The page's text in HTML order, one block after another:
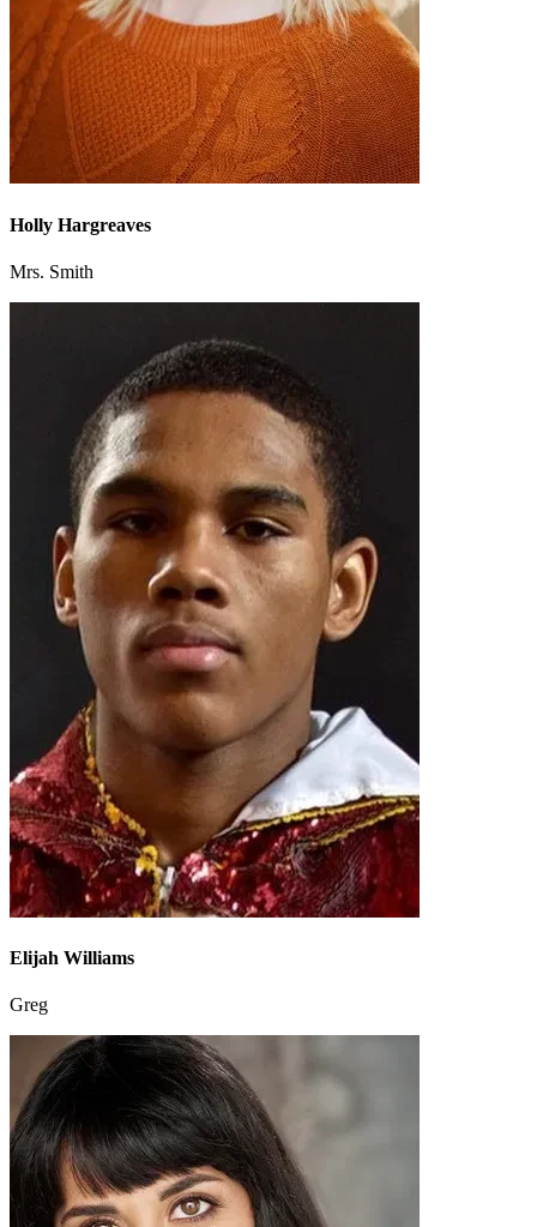
Holly Hargreaves
Mrs. Smith
Elijah Williams
Greg